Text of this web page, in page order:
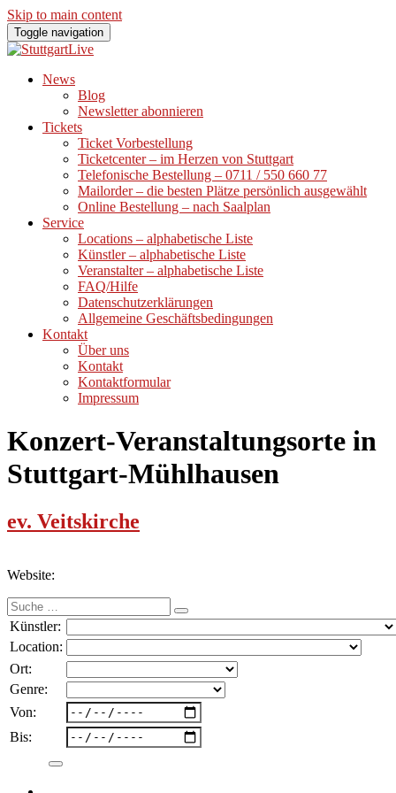
Skip to main content
Toggle navigation
News
Blog
Newsletter abonnieren
Tickets
Ticket Vorbestellung
Ticketcenter – im Herzen von Stuttgart
Telefonische Bestellung – 0711 / 550 660 77
Mailorder – die besten Plätze persönlich ausgewählt
Online Bestellung – nach Saalplan
Service
Locations – alphabetische Liste
Künstler – alphabetische Liste
Veranstalter – alphabetische Liste
FAQ/Hilfe
Datenschutzerklärungen
Allgemeine Geschäftsbedingungen
Kontakt
Über uns
Kontakt
Kontaktformular
Impressum
Konzert-Veranstaltungsorte in
Stuttgart-Mühlhausen
ev. Veitskirche
Website:
Suche
nach:
Künstler:
Location:
Ort:
Genre:
Von:
Bis: